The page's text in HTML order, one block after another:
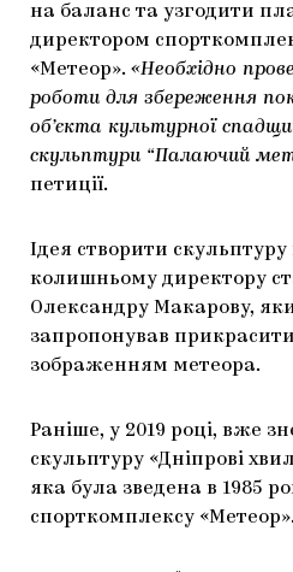
на баланс та узгодити
директором
«Метеор». «Необхідно
роботи для збереження
об’єкта культурної
скульптури “Палаючий
петиції.
Ідея створити
колишньому директору
Олександру Макарову,
запропонував
зображенням метеора.
Раніше, у 2019 році, вже
скульптуру «Дніпрові
яка була зведена в 1985
спорткомплексу «Метеор».